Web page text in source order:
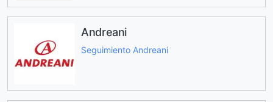
Andreani
Seguimiento Andreani